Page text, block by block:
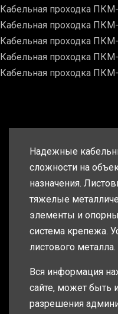
Кабельная проходка
Кабельная проходка
Кабельная проходка
Кабельная проходка
Кабельная проходка
Надежные
сложности на
назначения.
тяжелые
элементы и
система крепежа.
листового металла.
Вся информация
сайте, может быть
разрешения